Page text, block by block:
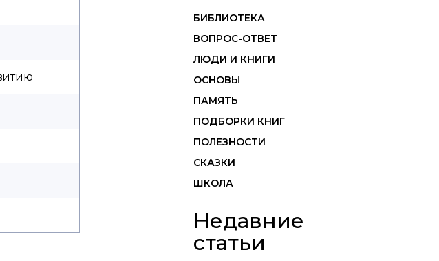
БИБЛИОТЕКА
ВОПРОС-ОТВЕТ
ЛЮДИ И КНИГИ
ОСНОВЫ
ПАМЯТЬ
ПОДБОРКИ КНИГ
ПОЛЕЗНОСТИ
СКАЗКИ
ШКОЛА
Недавние
статьи